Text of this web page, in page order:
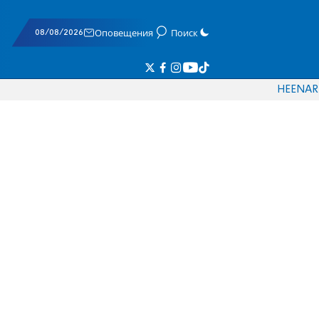
08/08/2026 Оповещения Поиск
HEENAR